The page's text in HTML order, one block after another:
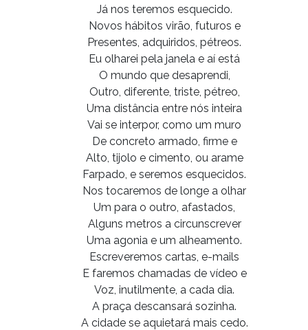
Já nos teremos esquecido.
Novos hábitos virão, futuros e
Presentes, adquiridos, pétreos.
Eu olharei pela janela e aí está
O mundo que desaprendi,
Outro, diferente, triste, pétreo,
Uma distância entre nós inteira
Vai se interpor, como um muro
De concreto armado, firme e
Alto, tijolo e cimento, ou arame
Farpado, e seremos esquecidos.
Nos tocaremos de longe a olhar
Um para o outro, afastados,
Alguns metros a circunscrever
Uma agonia e um alheamento.
Escreveremos cartas, e-mails
E faremos chamadas de vídeo e
Voz, inutilmente, a cada dia.
A praça descansará sozinha.
A cidade se aquietará mais cedo.